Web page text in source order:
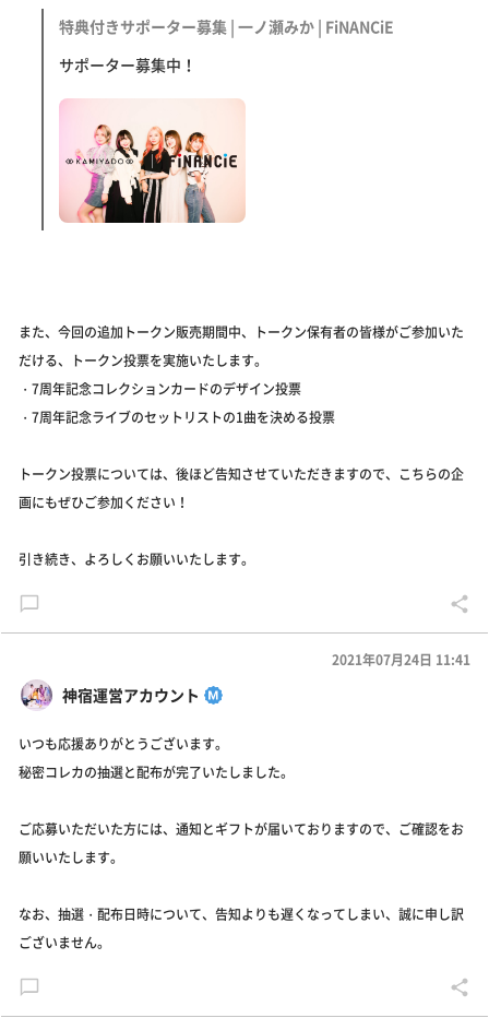
特典付きサポーター募集 | 一ノ瀬みか | FiNANCiE
サポーター募集中！
また、今回の追加トークン販売期間中、トークン保有者の皆様がご参加いた
だける、トークン投票を実施いたします。
・7周年記念コレクションカードのデザイン投票
・7周年記念ライブのセットリストの1曲を決める投票
トークン投票については、後ほど告知させていただきますので、こちらの企
画にもぜひご参加ください！
引き続き、よろしくお願いいたします。
神宿運営アカウント
2021年07月24日 11:41
いつも応援ありがとうございます。
秘密コレカの抽選と配布が完了いたしました。
ご応募いただいた方には、通知とギフトが届いておりますので、ご確認をお
願いいたします。
なお、抽選・配布日時について、告知よりも遅くなってしまい、誠に申し訳
ございません。